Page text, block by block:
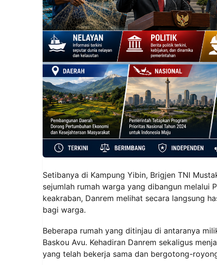
‎Setibanya di Kampung Yibin, Brigjen TNI
sejumlah rumah warga yang dibangun melalui
keakraban, Danrem melihat secara langsung
bagi warga.
‎Beberapa rumah yang ditinjau di antaranya
Baskou Avu. Kehadiran Danrem sekaligus
yang telah bekerja sama dan bergotong-